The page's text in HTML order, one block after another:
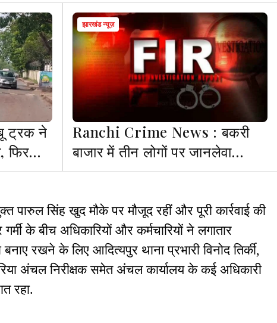
ट्रक ने
फिर
झारखंड न्यूज़
Ranchi Crime News : बकरी
बाजार में तीन लोगों पर जानलेवा
हमला, प्राथमिकी दर्ज
पारुल सिंह खुद मौके पर मौजूद रहीं और पूरी कार्रवाई की
के बीच अधिकारियों और कर्मचारियों ने लगातार
रखने के लिए आदित्यपुर थाना प्रभारी विनोद तिर्की,
अंचल निरीक्षक समेत अंचल कार्यालय के कई अधिकारी
रहा.